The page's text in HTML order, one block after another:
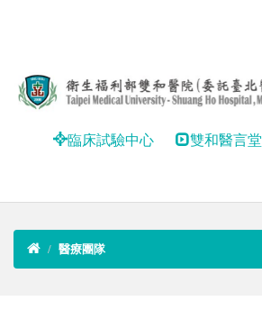
臨床試驗中心 雙和醫言堂
醫療團隊